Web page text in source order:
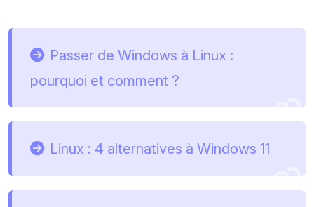
Passer de Windows à Linux :
pourquoi et comment ?
Linux : 4 alternatives à Windows 11